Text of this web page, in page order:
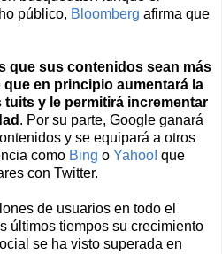
público, Bloomberg afirma que
que sus contenidos sean más
en principio aumentará la
y le permitirá incrementar
. Por su parte, Google ganará
y se equipará a otros
como Bing o Yahoo! que
con Twitter.
de usuarios en todo el
últimos tiempos su crecimiento
se ha visto superada en